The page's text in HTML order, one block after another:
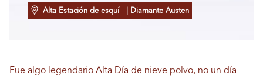
Alta Estación de esquí | Diamante Austen
Fue algo legendario Alta Día de nieve polvo, no un día